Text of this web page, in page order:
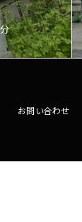
お問い合わせ